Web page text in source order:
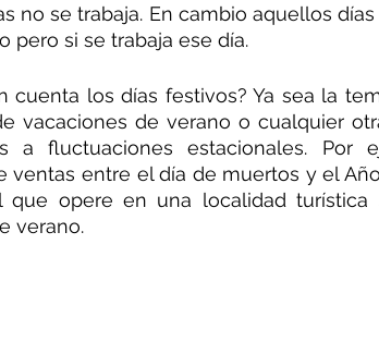
no se trabaja. En cambio aquellos días
pero si se trabaja ese día.
cuenta los días festivos? Ya sea la
vacaciones de verano o cualquier
a fluctuaciones estacionales. Por
entre el día de muertos y el
opere en una localidad turística
verano.